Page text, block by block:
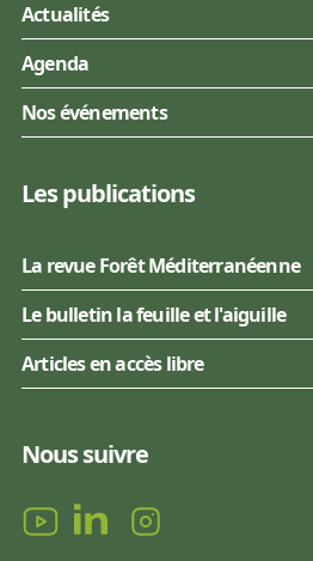
Actualités
Agenda
Nos événements
Les publications
La revue Forêt Méditerranéenne
Le bulletin la feuille et l'aiguille
Articles en accès libre
Nous suivre